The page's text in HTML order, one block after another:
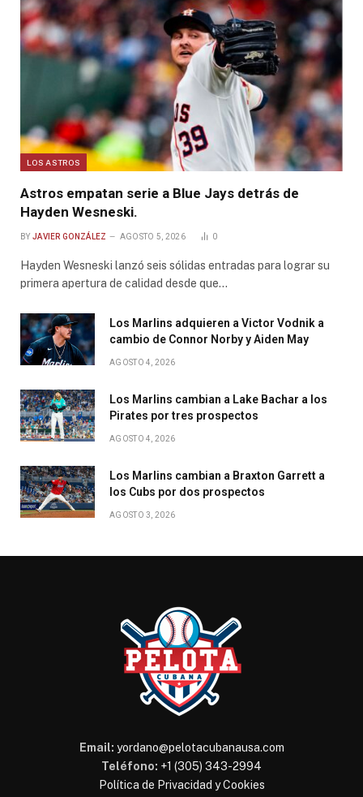
LOS ASTROS
Astros empatan serie a Blue Jays detrás de
Hayden Wesneski.
BY JAVIER GONZÁLEZ AGOSTO 5, 2026 0
Hayden Wesneski lanzó seis sólidas entradas para lograr su
primera apertura de calidad desde que…
Los Marlins adquieren a Victor Vodnik a
cambio de Connor Norby y Aiden May
AGOSTO 4, 2026
Los Marlins cambian a Lake Bachar a los
Pirates por tres prospectos
AGOSTO 4, 2026
Los Marlins cambian a Braxton Garrett a
los Cubs por dos prospectos
AGOSTO 3, 2026
Email: yordano@pelotacubanausa.com
Teléfono: +1 (305) 343-2994
Política de Privacidad y Cookies